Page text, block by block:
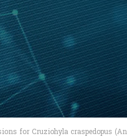
for Cruziohyla craspedopus